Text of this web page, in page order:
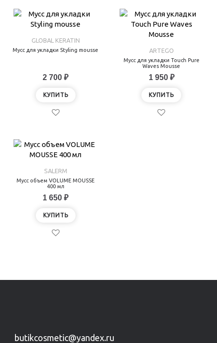
GLOBAL KERATIN
Мусс для укладки Styling mousse
2 700 ₽
КУПИТЬ
ARTEGO
Мусс для укладки Touch Pure
Waves Mousse
1 950 ₽
КУПИТЬ
SALERM
Мусс объем VOLUME MOUSSE
400 мл
1 650 ₽
КУПИТЬ
butikcosmetic@yandex.ru